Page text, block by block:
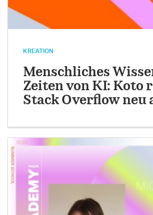
KREATION
Menschliches
Zeiten von KI: Koto
Stack Overflow neu